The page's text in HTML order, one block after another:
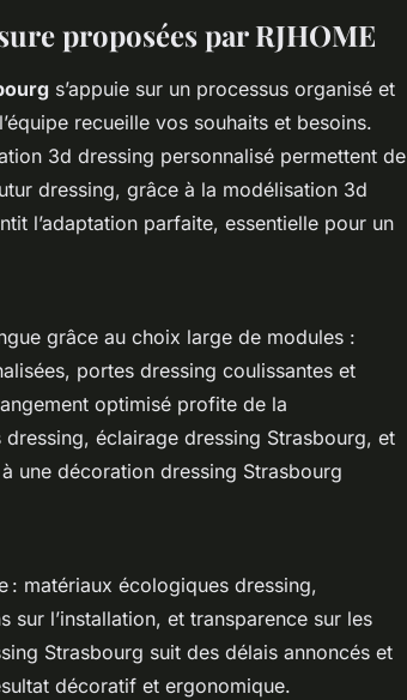
proposées par RJHOME
s’appuie sur un processus organisé et
recueille vos souhaits et besoins.
3d dressing personnalisé permettent de
dressing, grâce à la modélisation 3d
l’adaptation parfaite, essentielle pour un
grâce au choix large de modules :
portes dressing coulissantes et
optimisé profite de la
éclairage dressing Strasbourg, et
une décoration dressing Strasbourg
: matériaux écologiques dressing,
l’installation, et transparence sur les
Strasbourg suit des délais annoncés et
décoratif et ergonomique.